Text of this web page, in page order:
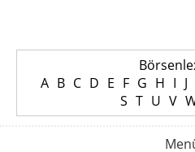
A B C D E F G H I J
S T U V